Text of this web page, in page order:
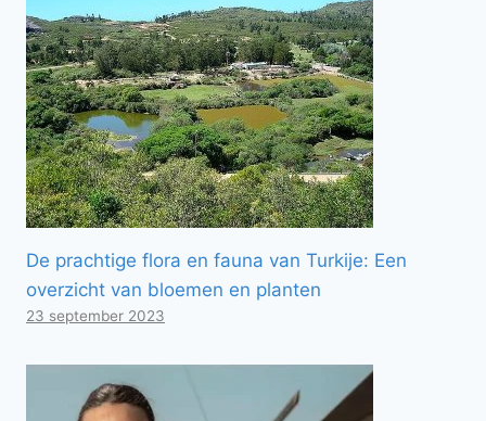
De prachtige flora en fauna van Turkije: Een
overzicht van bloemen en planten
23 september 2023